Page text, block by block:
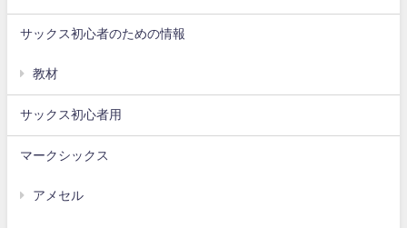
サックス初心者のための情報
教材
サックス初心者用
マークシックス
アメセル